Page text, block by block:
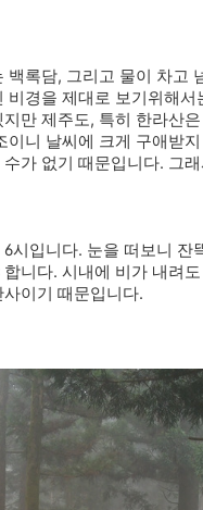
록담, 그리고 물이 차고
경을 제대로 보기위해
만 제주도, 특히 한라산
니 날씨에 크게 구애받
가 없기 때문입니다. 그래
시입니다. 눈을 떠보니
니다. 시내에 비가 내려
이기 때문입니다.